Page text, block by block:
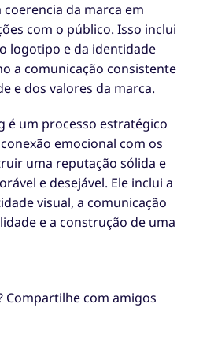
coerencia da marca em
com o público. Isso inclui
logotipo e da identidade
a comunicação consistente
e dos valores da marca.
é um processo estratégico
emocional com os
uma reputação sólida e
e desejável. Ele inclui a
visual, a comunicação
e a construção de uma
Compartilhe com amigos